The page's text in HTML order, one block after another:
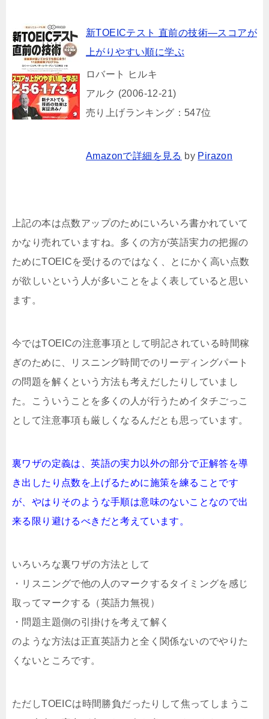
新TOEICテスト 直前の技術—スコアが
上がりやすい順に学ぶ
ロバート ヒルキ
アルク (2006-12-21)
売り上げランキング：547位
Amazonで詳細を見る by Pirazon
上記の本は点数アップのためにいろいろ書かれていて
かなり売れていますね。多くの方が英語実力の把握の
ためにTOEICを受けるのではなく、とにかく高い点数
が欲しいという人が多いことをよく表していると思い
ます。
今ではTOEICの注意事項として明記されている時間稼
ぎのために、リスニング時間でのリーディングパート
の問題を解くという方法も考えだしたりしていまし
た。こういうことを多くの人が行うためイタチごっこ
として注意事項も厳しくなるんだとも思っています。
裏ワザの定義は、英語の実力以外の部分で正解答を導
き出したり点数を上げるために施策を練ることです
が、やはりそのような手順は意味のないことなので出
来る限り避けるべきだと考えています。
いろいろな裏ワザの方法として
・リスニングで他の人のマークするタイミングを感じ
取ってマークする（英語力無視）
・問題主題側の引掛けを考えて解く
のような方法は正直英語力と全く関係ないのでやりた
くないところです。
ただしTOEICは時間勝負だったりして焦ってしまうこ